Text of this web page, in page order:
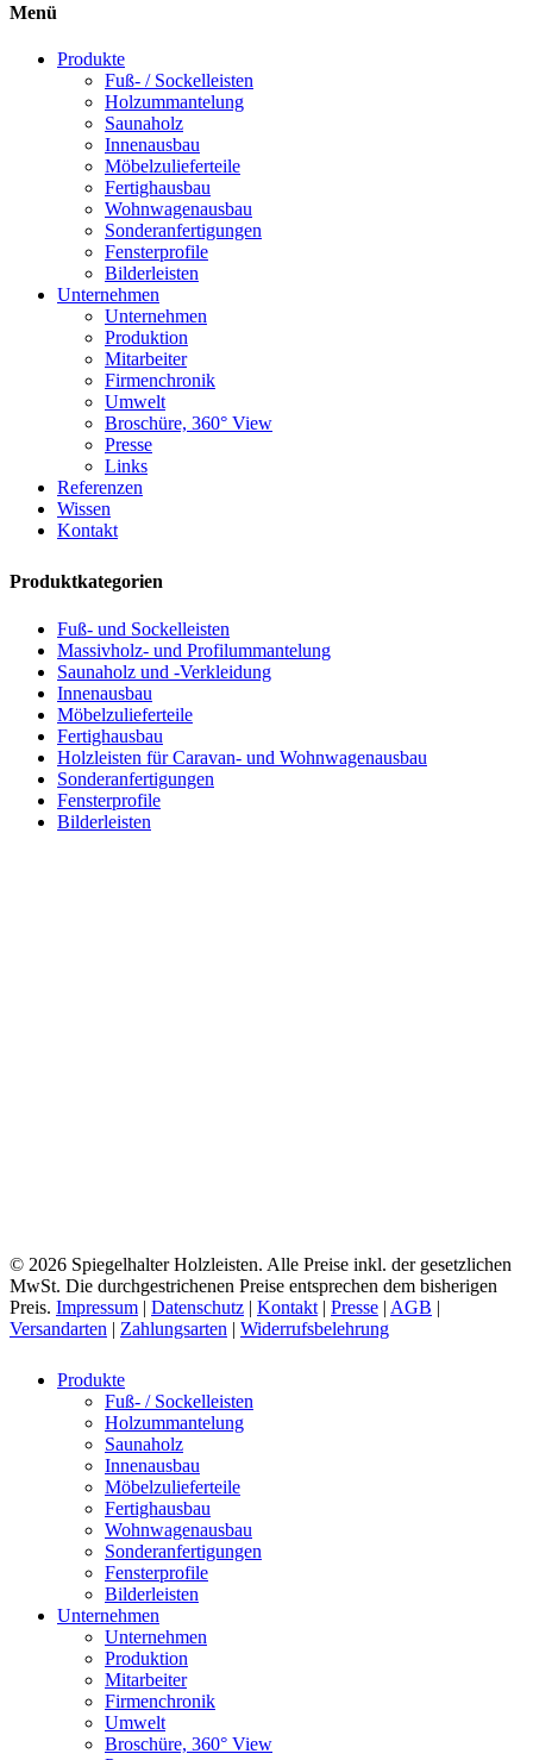
Menü
Produkte
Fuß- / Sockelleisten
Holzummantelung
Saunaholz
Innenausbau
Möbelzulieferteile
Fertighausbau
Wohnwagenausbau
Sonderanfertigungen
Fensterprofile
Bilderleisten
Unternehmen
Unternehmen
Produktion
Mitarbeiter
Firmenchronik
Umwelt
Broschüre, 360° View
Presse
Links
Referenzen
Wissen
Kontakt
Produktkategorien
Fuß- und Sockelleisten
Massivholz- und Profilummantelung
Saunaholz und -Verkleidung
Innenausbau
Möbelzulieferteile
Fertighausbau
Holzleisten für Caravan- und Wohnwagenausbau
Sonderanfertigungen
Fensterprofile
Bilderleisten
© 2026 Spiegelhalter Holzleisten. Alle Preise inkl. der gesetzlichen
MwSt. Die durchgestrichenen Preise entsprechen dem bisherigen
Preis. Impressum | Datenschutz | Kontakt | Presse | AGB |
Versandarten | Zahlungsarten | Widerrufsbelehrung
Close
Produkte
Fuß- / Sockelleisten
Holzummantelung
Saunaholz
Innenausbau
Möbelzulieferteile
Fertighausbau
Wohnwagenausbau
Sonderanfertigungen
Fensterprofile
Bilderleisten
Unternehmen
Unternehmen
Produktion
Mitarbeiter
Firmenchronik
Umwelt
Broschüre, 360° View